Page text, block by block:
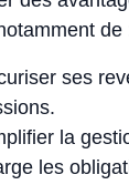
de
ses
la
les